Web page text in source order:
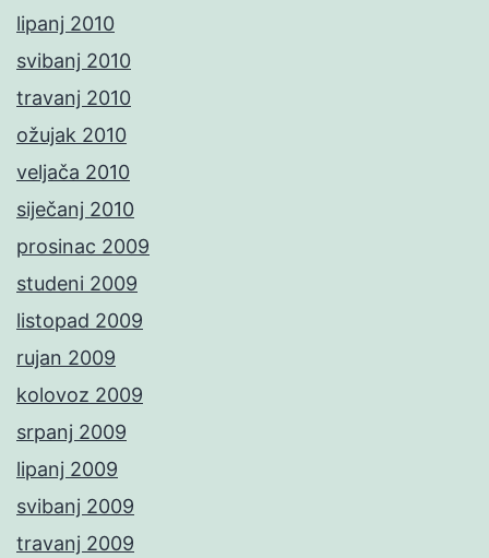
lipanj 2010
svibanj 2010
travanj 2010
ožujak 2010
veljača 2010
siječanj 2010
prosinac 2009
studeni 2009
listopad 2009
rujan 2009
kolovoz 2009
srpanj 2009
lipanj 2009
svibanj 2009
travanj 2009